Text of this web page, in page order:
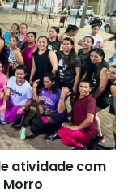
atividade com
Morro